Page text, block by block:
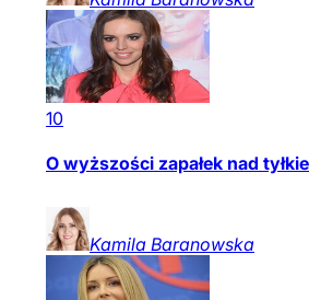
10
O wyższości zapałek nad
Kamila Baranowska